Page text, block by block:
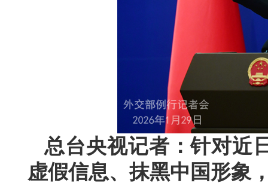
总台央视记者：针对近
虚假信息、抹黑中国形象